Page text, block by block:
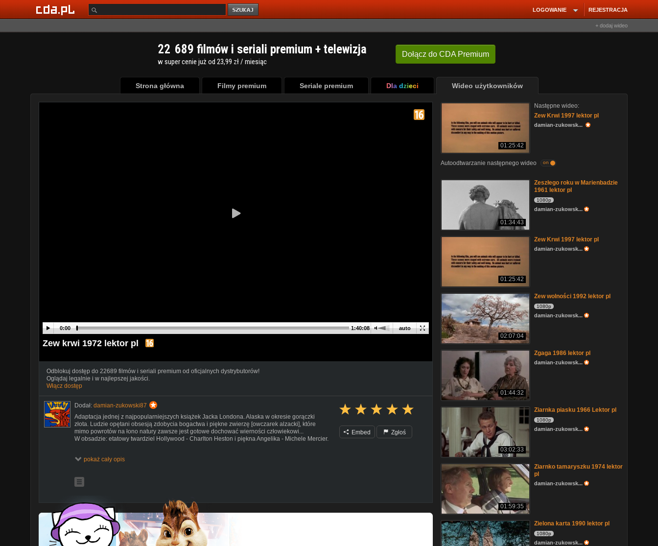
REJESTRACJA
LOGOWANIE
+ dodaj wideo
Dołącz do CDA Premium
22 689 filmów i seriali premium + telewizja
w super cenie już od 23,99 zł / miesiąc
Strona główna Filmy premium Seriale premium Dla dzieci Wideo użytkowników
auto
0:00 1:40:08
Zew krwi 1972 lektor pl
Odblokuj dostęp do 22689 filmów i seriali premium od oficjalnych dystrybutorów!
Oglądaj legalnie i w najlepszej jakości.
Włącz dostęp
Dodał: damian-zukowski87
Adaptacja jednej z najpopularniejszych książek Jacka Londona. Alaska w okresie gorączki
złota. Ludzie opętani obsesją zdobycia bogactwa i piękne zwierzę [owczarek alzacki], które
mimo powrotów na łono natury zawsze jest gotowe dochować wierności człowiekowi...
W obsadzie: etatowy twardziel Hollywood - Charlton Heston i piękna Angelika - Michele Mercier.
pokaż cały opis
Embed Zgłoś
01:25:42
Następne wideo:
Zew Krwi 1997 lektor pl
damian-zukowsk...
Autoodtwarzanie następnego wideo on
01:34:43
Zeszłego roku w Marienbadzie
1961 lektor pl
1080p
damian-zukowsk...
01:25:42
Zew Krwi 1997 lektor pl
damian-zukowsk...
02:07:04
Zew wolności 1992 lektor pl
1080p
damian-zukowsk...
01:44:32
Zgaga 1986 lektor pl
damian-zukowsk...
03:02:33
Ziarnka piasku 1966 Lektor pl
1080p
damian-zukowsk...
01:59:35
Ziarnko tamaryszku 1974 lektor
pl
damian-zukowsk...
Zielona karta 1990 lektor pl
1080p
damian-zukowsk...